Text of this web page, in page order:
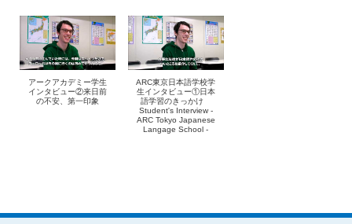
アークアカデミー学生
インタビュー②来日前
の不安、第一印象
ARC東京日本語学校学
生インタビュー①日本
語学習のきっかけ
Student's Interview -
ARC Tokyo Japanese
Langage School -